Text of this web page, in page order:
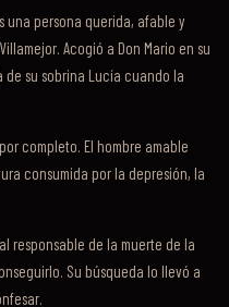
una persona querida, afable y
Acogió a Don Mario en su
de su sobrina Lucía cuando la
completo. El hombre amable
consumida por la depresión, la
responsable de la muerte de la
Su búsqueda lo llevó a